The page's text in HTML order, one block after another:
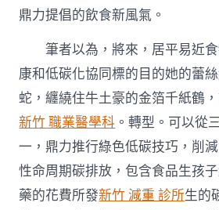
鼎力提倡的飲食新風氣。
筆者以為，將來，居平易近
康和低碳化協同標的目的她的蕾
蛇，纏繞住牛土豪的金箔千紙鶴
新竹 職業醫學科 。轉型。可以從
一，鼎力推行綠色低碳技巧，削
性命周期碳排放，包含食品生孩
藥的花費所發新竹 減重 診所生的